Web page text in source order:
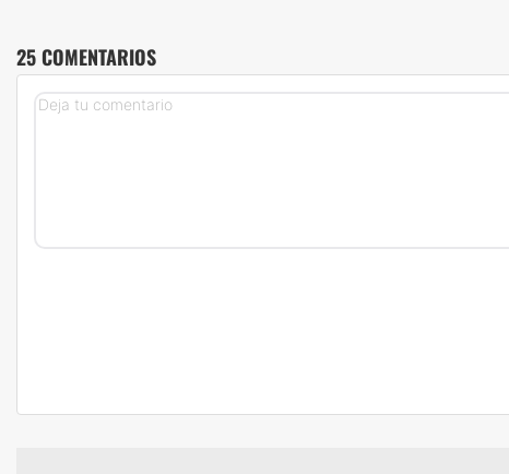
25 COMENTARIOS